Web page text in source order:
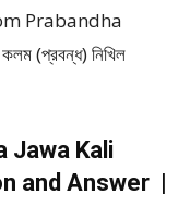
Prabandha
কলম (প্রবন্ধ) নিখিল
Jawa Kali
and Answer |